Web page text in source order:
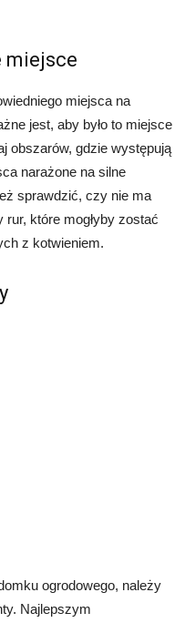
miejsce
miejsca na
jest, aby było to miejsce
obszarów, gdzie występują
narażone na silne
sprawdzić, czy nie ma
które mogłyby zostać
z kotwieniem.
ogrodowego, należy
Najlepszym